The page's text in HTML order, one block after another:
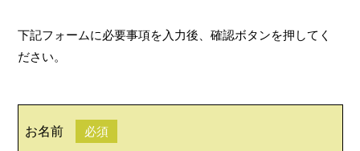
下記フォームに必要事項を入力後、確認ボタンを押してく
ださい。
お名前 必須